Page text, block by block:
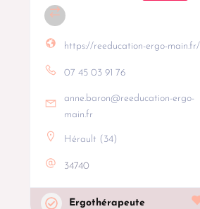
https://reeducation-ergo-main.fr/
07 45 03 91 76
anne.baron@reeducation-ergo-
main.fr
Hérault (34)
34740
Ergothérapeute